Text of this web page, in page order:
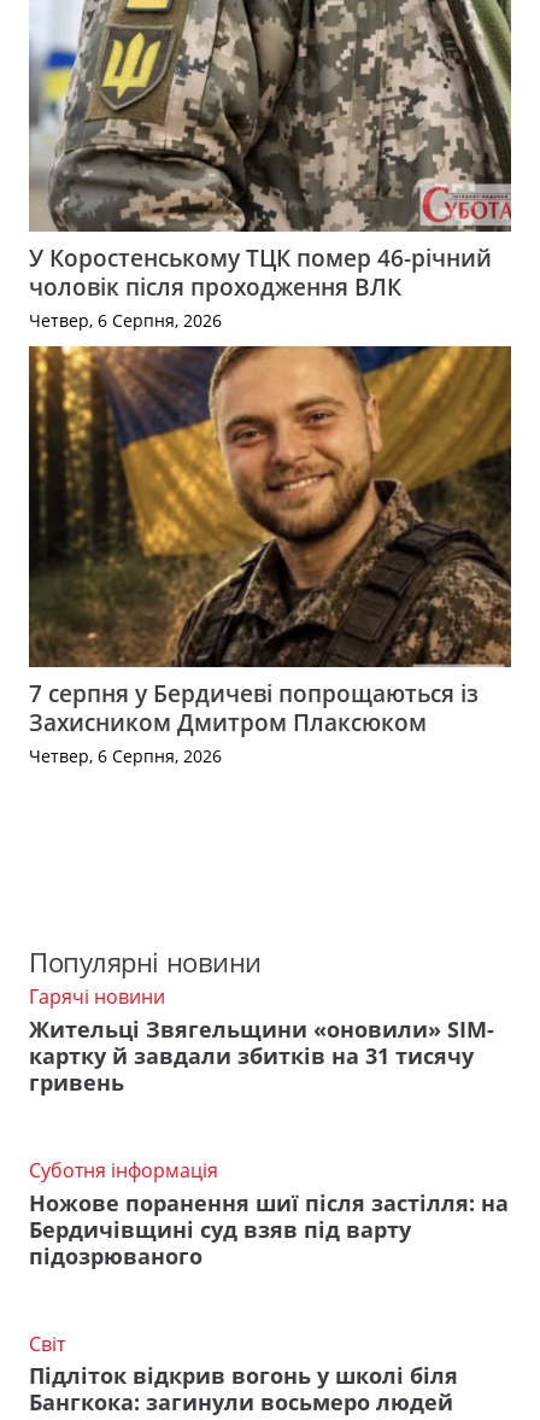
У Коростенському ТЦК помер 46-річний
чоловік після проходження ВЛК
Четвер, 6 Серпня, 2026
7 серпня у Бердичеві попрощаються із
Захисником Дмитром Плаксюком
Четвер, 6 Серпня, 2026
Популярні новини
Гарячі новини
Жительці Звягельщини «оновили» SIM-
картку й завдали збитків на 31 тисячу
гривень
Суботня інформація
Ножове поранення шиї після застілля: на
Бердичівщині суд взяв під варту
підозрюваного
Світ
Підліток відкрив вогонь у школі біля
Бангкока: загинули восьмеро людей